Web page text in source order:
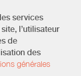
services
l’utilisateur
de
des
générales